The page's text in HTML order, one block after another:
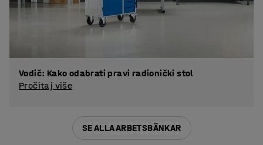
Vodič: Kako odabrati pravi radionički stol
Pročitaj više
SE ALLA ARBETSBÄNKAR